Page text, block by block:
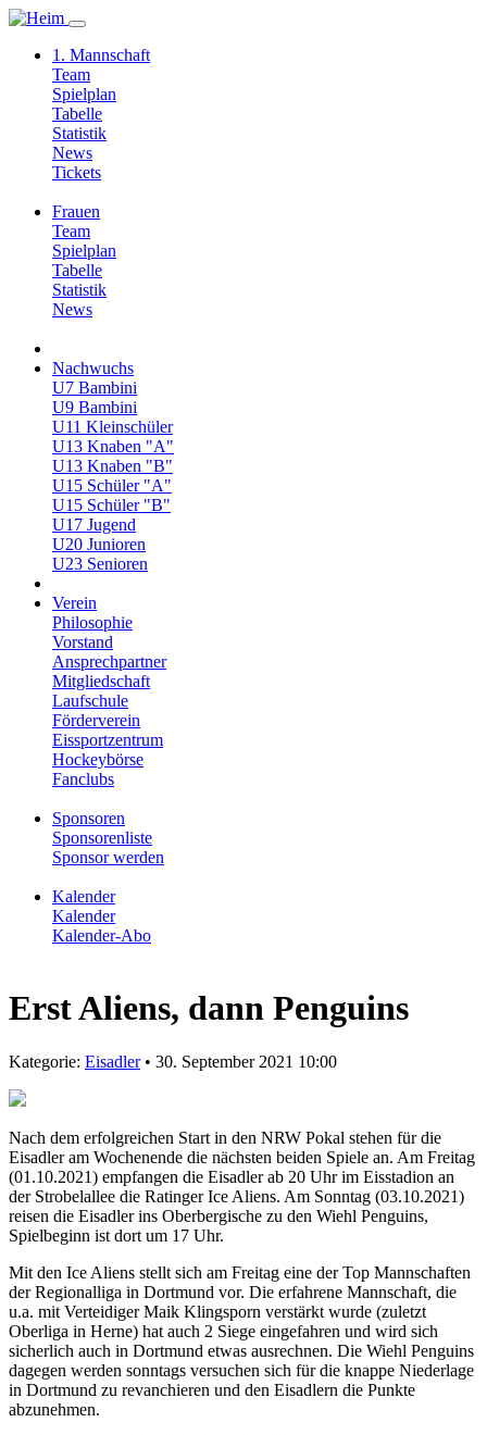
1. Mannschaft
Team
Spielplan
Tabelle
Statistik
News
Tickets
Frauen
Team
Spielplan
Tabelle
Statistik
News
Nachwuchs
U7 Bambini
U9 Bambini
U11 Kleinschüler
U13 Knaben "A"
U13 Knaben "B"
U15 Schüler "A"
U15 Schüler "B"
U17 Jugend
U20 Junioren
U23 Senioren
Verein
Philosophie
Vorstand
Ansprechpartner
Mitgliedschaft
Laufschule
Förderverein
Eissportzentrum
Hockeybörse
Fanclubs
Sponsoren
Sponsorenliste
Sponsor werden
Kalender
Kalender
Kalender-Abo
Erst Aliens, dann Penguins
Kategorie: Eisadler• 30. September 2021 10:00
Nach dem erfolgreichen Start in den NRW Pokal stehen für die
Eisadler am Wochenende die nächsten beiden Spiele an. Am Freitag
(01.10.2021) empfangen die Eisadler ab 20 Uhr im Eisstadion an
der Strobelallee die Ratinger Ice Aliens. Am Sonntag (03.10.2021)
reisen die Eisadler ins Oberbergische zu den Wiehl Penguins,
Spielbeginn ist dort um 17 Uhr.
Mit den Ice Aliens stellt sich am Freitag eine der Top Mannschaften
der Regionalliga in Dortmund vor. Die erfahrene Mannschaft, die
u.a. mit Verteidiger Maik Klingsporn verstärkt wurde (zuletzt
Oberliga in Herne) hat auch 2 Siege eingefahren und wird sich
sicherlich auch in Dortmund etwas ausrechnen. Die Wiehl Penguins
dagegen werden sonntags versuchen sich für die knappe Niederlage
in Dortmund zu revanchieren und den Eisadlern die Punkte
abzunehmen.